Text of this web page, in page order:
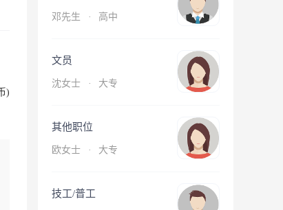
)
邓先生 · 高中
文员
沈女士 · 大专
其他职位
欧女士 · 大专
技工/普工